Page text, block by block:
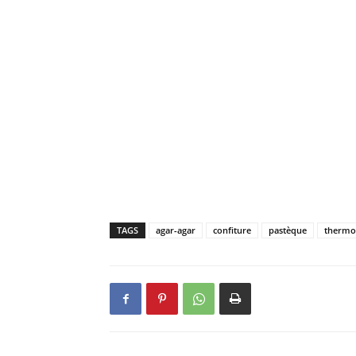
TAGS agar-agar confiture pastèque